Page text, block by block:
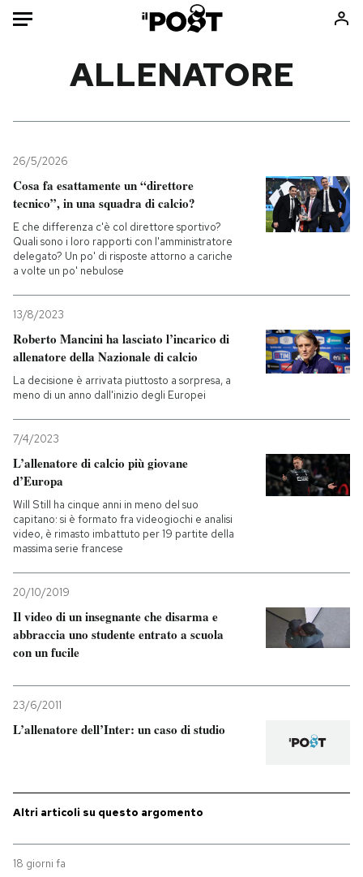
Mondo
Politica
Tecnologia
Internet
Scienza
Cultura
Economia
Consumismi
Ok Boomer!
Media
Altrecose
PODCAST
I MIEI PREFERITI
SHOP
CALENDARIO
Entra
ALLENATORE
26/5/2026
Cosa fa esattamente un “direttore
tecnico”, in una squadra di calcio?
E che differenza c'è col direttore sportivo?
Quali sono i loro rapporti con l'amministratore
delegato? Un po' di risposte attorno a cariche
a volte un po' nebulose
13/8/2023
Roberto Mancini ha lasciato l’incarico di
allenatore della Nazionale di calcio
La decisione è arrivata piuttosto a sorpresa, a
meno di un anno dall'inizio degli Europei
7/4/2023
L’allenatore di calcio più giovane
d’Europa
Will Still ha cinque anni in meno del suo
capitano: si è formato fra videogiochi e analisi
video, è rimasto imbattuto per 19 partite della
massima serie francese
20/10/2019
Il video di un insegnante che disarma e
abbraccia uno studente entrato a scuola
con un fucile
23/6/2011
L’allenatore dell’Inter: un caso di studio
Altri articoli su questo argomento
18 giorni fa